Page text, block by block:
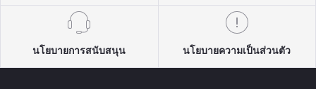
นโยบายการสนับสนุน นโยบายความเป็นส่วนตัว